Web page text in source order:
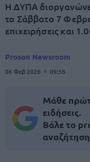
Η ΔΥΠΑ
το Σάββατο 7
επιχειρήσεις και
Proson Newsroom
06 Φεβ 2026 09:58
Μάθε
ειδήσεις.
Βάλε το